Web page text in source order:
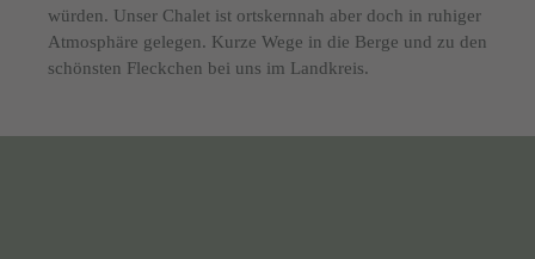
würden. Unser Chalet ist ortskernnah aber doch in ruhiger
Atmosphäre gelegen. Kurze Wege in die Berge und zu den
schönsten Fleckchen bei uns im Landkreis.